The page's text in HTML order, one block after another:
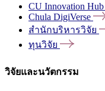
CU Innovation Hub
Chula DigiVerse
สำนักบริหารวิจัย
ทุนวิจัย
วิจัยและนวัตกรรม